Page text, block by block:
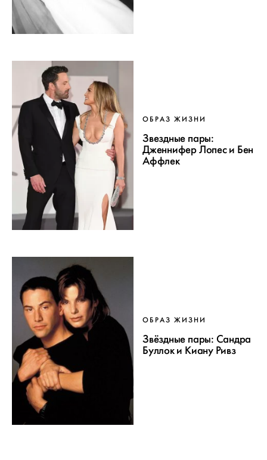
ОБРАЗ ЖИЗНИ
Звездные пары:
Дженнифер Лопес и Бен
Аффлек
ОБРАЗ ЖИЗНИ
Звёздные пары: Сандра
Бyллок и Киану Ривз